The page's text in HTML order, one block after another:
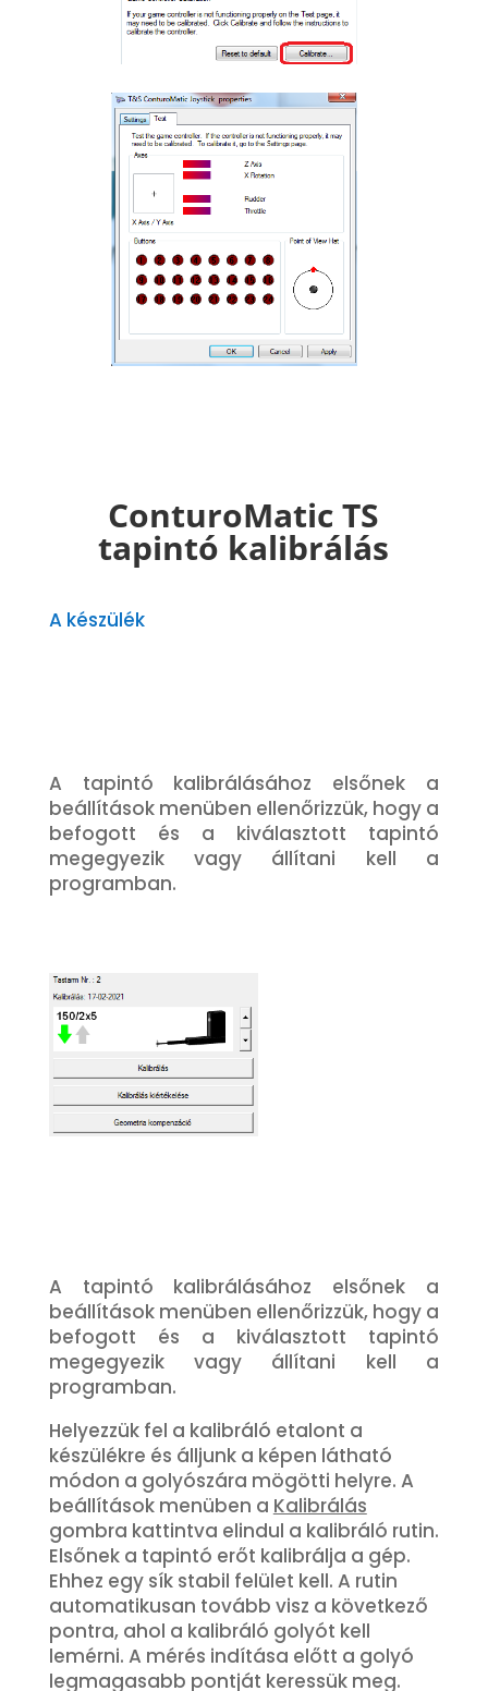
ConturoMaticTS
tapintó kalibrálás
A készülék
A tapintó kalibrálásához elsőnek a
beállítások menüben ellenőrizzük, hogy a
befogott és a kiválasztott tapintó
megegyezik vagy állítani kell a
programban.
A tapintó kalibrálásához elsőnek a
beállítások menüben ellenőrizzük, hogy a
befogott és a kiválasztott tapintó
megegyezik vagy állítani kell a
programban.
Helyezzük fel a kalibráló etalont a
készülékre és álljunk a képen látható
módon a golyószára mögötti helyre. A
beállítások menüben a Kalibrálás
gombra kattintva elindul a kalibráló rutin.
Elsőnek a tapintó erőt kalibrálja a gép.
Ehhez egy sík stabil felület kell. A rutin
automatikusan tovább visz a következő
pontra, ahol a kalibráló golyót kell
lemérni. A mérés indítása előtt a golyó
legmagasabb pontját keressük meg.